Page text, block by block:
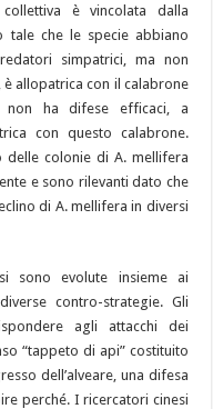
è vincolata dalla
tale che le specie abbiano
simpatrici, ma non
è allopatrica con il calabrone
non ha difese efficaci, a
con questo calabrone.
delle colonie di A. mellifera
e sono rilevanti dato che
di A. mellifera in diversi
sono evolute insieme ai
contro-strategie. Gli
agli attacchi dei
“tappeto di api” costituito
dell’alveare, una difesa
perché. I ricercatori cinesi